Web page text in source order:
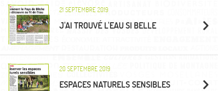
21 SEPTEMBRE 2019
J'AI TROUVÉ L'EAU SI BELLE
20 SEPTEMBRE 2019
ESPACES NATURELS SENSIBLES